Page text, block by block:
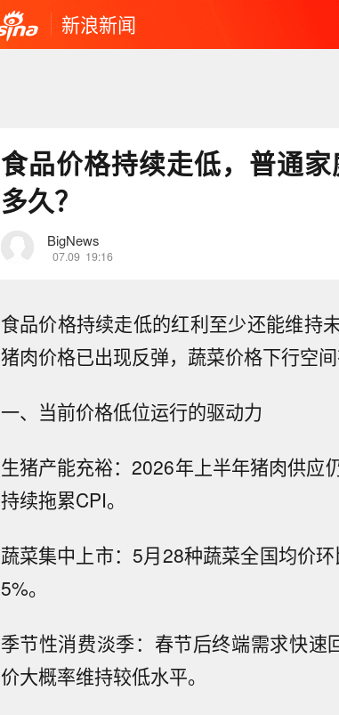
新浪新闻
食品价格持续走低，普通
多久？
BigNews
07.09 19:16
食品价格持续走低的红利至少还能维持
猪肉价格已出现反弹，蔬菜价格下行空间
一、当前价格低位运行的驱动力
生猪产能充裕：2026年上半年猪肉供应
持续拖累CPI。
蔬菜集中上市：5月28种蔬菜全国均价
5%。
季节性消费淡季：春节后终端需求快
价大概率维持较低水平。